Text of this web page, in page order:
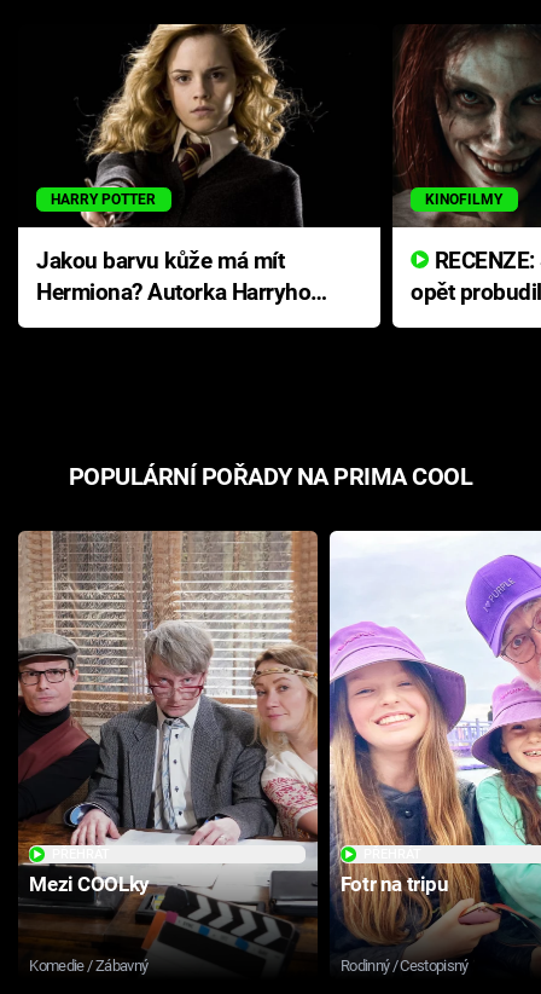
HARRY POTTER
Jakou barvu kůže má mít
Hermiona? Autorka Harryho
Pottera přišla s ráznou
KINOFILMY
opět
přichází s
POPULÁRNÍ POŘADY NA PRIMA COOL
Mezi COOLky
Komedie / Zábavný
Fotr na tripu
Rodinný / Cestopisný